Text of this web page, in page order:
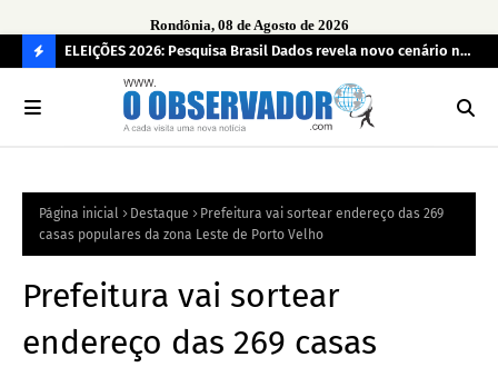
Rondônia, 08 de Agosto de 2026
O
R
mais
ELEIÇÕES 2026: Pesquisa Brasil Dados revela novo cenário na
disputa pelo Governo de Rondônia
Página inicial Destaque
Prefeitura vai sortear endereço das 269
casas populares da zona Leste de Porto Velho
Prefeitura vai sortear
endereço das 269 casas